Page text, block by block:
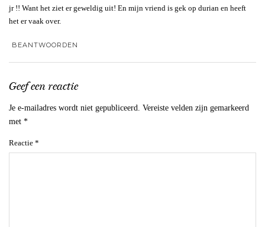
jr !! Want het ziet er geweldig uit! En mijn vriend is gek op durian en heeft
het er vaak over.
BEANTWOORDEN
Geef een reactie
Je e-mailadres wordt niet gepubliceerd.
Vereiste velden zijn gemarkeerd
met *
Reactie *